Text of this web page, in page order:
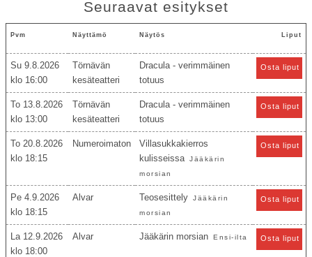
Seuraavat esitykset
Pvm Näyttämö Näytös Liput
Su 9.8.2026
16:00
Törnävän
kesäteatteri
Dracula - verimmäinen
totuus
Osta liput
To 13.8.2026
13:00
Törnävän
kesäteatteri
Dracula - verimmäinen
totuus
Osta liput
To 20.8.2026
18:15
Numeroimaton
Villasukkakierros
kulisseissa
Jääkärin
morsian
Osta liput
Pe 4.9.2026
18:15
Alvar Teosesittely
Jääkärin
morsian
Osta liput
La 12.9.2026
18:00
Alvar Jääkärin morsian Ensi-ilta Osta liput